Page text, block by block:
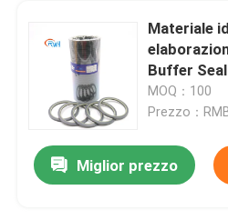
Materiale
Buffer
cingolo
MOQ：100
Prezzo：
Miglior prezzo